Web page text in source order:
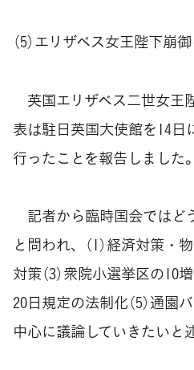
（5）エリザベス女王陛下崩
英国エリザベス二世女王
表は駐日英国大使館を14日
行ったことを報告しました。
記者から臨時国会ではど
と問われ、（1）経済対策・
対策（3）衆院小選挙区の10
20日規定の法制化（5）通
中心に議論していきたいと